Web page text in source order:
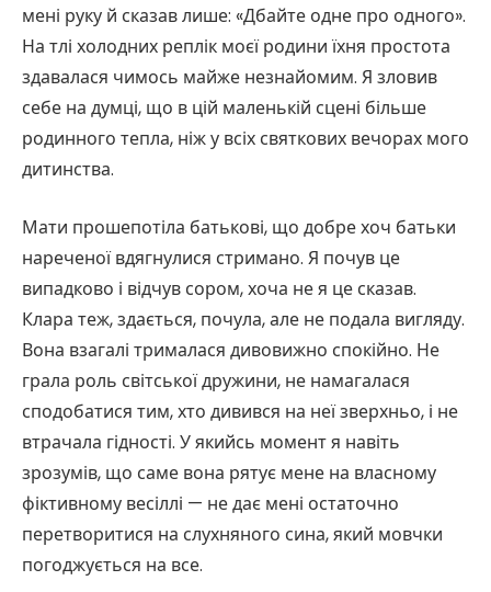
мені руку й сказав лише: «Дбайте одне про одного».
На тлі холодних реплік моєї родини їхня простота
здавалася чимось майже незнайомим. Я зловив
себе на думці, що в цій маленькій сцені більше
родинного тепла, ніж у всіх святкових вечорах мого
дитинства.
Мати прошепотіла батькові, що добре хоч батьки
нареченої вдягнулися стримано. Я почув це
випадково і відчув сором, хоча не я це сказав.
Клара теж, здається, почула, але не подала вигляду.
Вона взагалі трималася дивовижно спокійно. Не
грала роль світської дружини, не намагалася
сподобатися тим, хто дивився на неї зверхньо, і не
втрачала гідності. У якийсь момент я навіть
зрозумів, що саме вона рятує мене на власному
фіктивному весіллі — не дає мені остаточно
перетворитися на слухняного сина, який мовчки
погоджується на все.